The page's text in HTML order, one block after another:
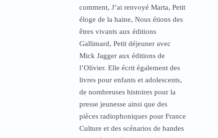
comment, J’ai renvoyé Marta, Petit
éloge de la haine, Nous étions des
êtres vivants aux éditions
Gallimard, Petit déjeuner avec
Mick Jagger aux éditions de
l’Olivier. Elle écrit également des
livres pour enfants et adolescents,
de nombreuses histoires pour la
presse jeunesse ainsi que des
pièces radiophoniques pour France
Culture et des scénarios de bandes